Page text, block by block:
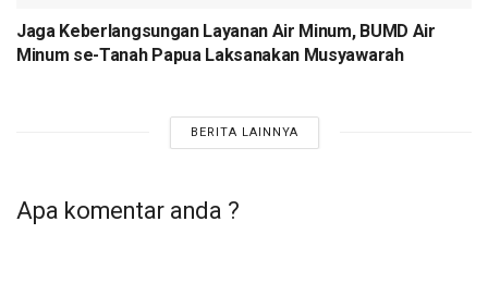
Jaga Keberlangsungan Layanan Air Minum, BUMD Air
Minum se-Tanah Papua Laksanakan Musyawarah
BERITA LAINNYA
Apa komentar anda ?